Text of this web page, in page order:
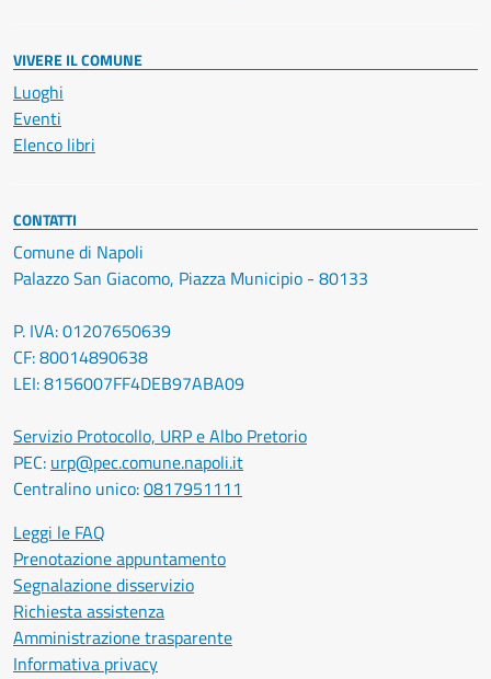
VIVERE IL COMUNE
Luoghi
Eventi
Elenco libri
CONTATTI
Comune di Napoli
Palazzo San Giacomo, Piazza Municipio - 80133
P. IVA: 01207650639
CF: 80014890638
LEI: 8156007FF4DEB97ABA09
Servizio Protocollo, URP e Albo Pretorio
PEC: urp@pec.comune.napoli.it
Centralino unico:0817951111
Leggi le FAQ
Prenotazione appuntamento
Segnalazione disservizio
Richiesta assistenza
Amministrazione trasparente
Informativa privacy